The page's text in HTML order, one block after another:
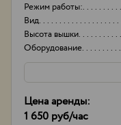
Режим работы:
Вид
Высота вышки
Оборудование
Цена аренды:
1 650 руб/час